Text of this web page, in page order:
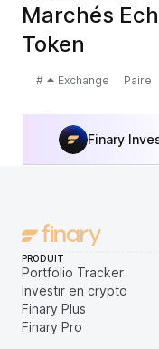
Marchés
Token
# Exchange Paire
Finary
PRODUIT
Portfolio Tracker
Investir en crypto
Finary Plus
Finary Pro